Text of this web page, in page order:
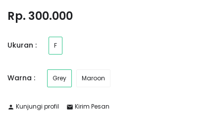
Rp. 300.000
Ukuran : F
Warna : Grey Maroon
Kunjungi profil Kirim Pesan